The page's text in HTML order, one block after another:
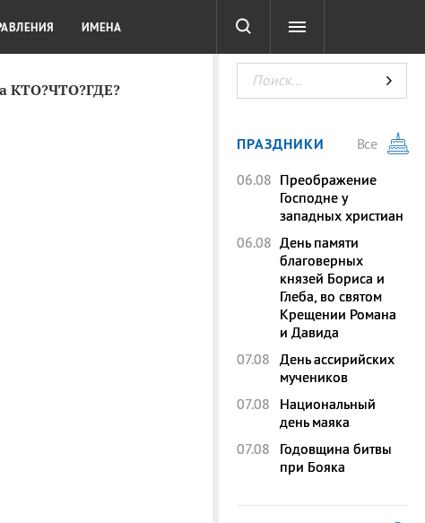
КТО?ЧТО?ГДЕ?
КРАСОТА ТЕСТЫ
ИМЕНА
ПРАЗДНИКИ
Все
06.08 Преображение
Господне у
западных христиан
06.08 День памяти
благоверных
князей Бориса и
Глеба, во святом
Крещении Романа
и Давида
07.08 День ассирийских
мучеников
07.08
Национальный
день маяка
07.08
Годовщина битвы
при Бояка